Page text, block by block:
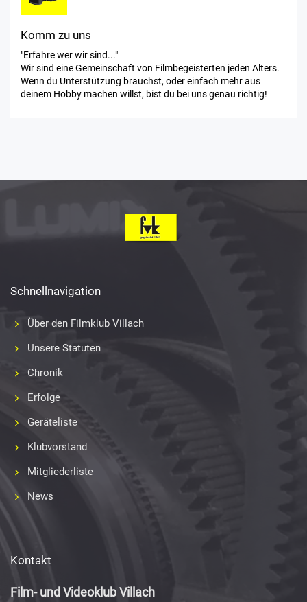
Komm zu uns
"Erfahre wer wir sind..."
Wir sind eine Gemeinschaft von Filmbegeisterten jeden Alters.
Wenn du Unterstützung brauchst, oder einfach mehr aus
deinem Hobby machen willst, bist du bei uns genau richtig!
Schnellnavigation
Über den Filmklub Villach
Unsere Statuten
Chronik
Erfolge
Geräteliste
Klubvorstand
Mitgliederliste
News
Kontakt
Film- und Videoklub Villach